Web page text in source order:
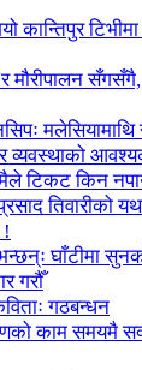
कान्तिपुर टिभीमा
र मौरीपालन
र व्यवस्थाको
टिकट किन
तिवारीको
!
घाँटीमा
गरौँ
गठबन्धन
काम समयमै